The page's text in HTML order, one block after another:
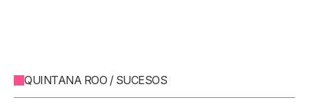
QUINTANA ROO / SUCESOS